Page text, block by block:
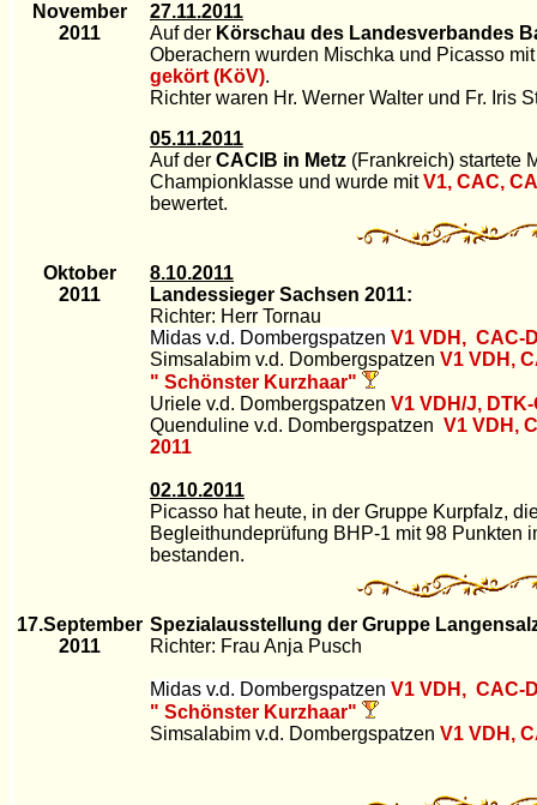
November
2011
27.11.2011
Auf der Körschau des Landesverbandes
Oberachern wurden Mischka und Picasso
gekört (KöV).
Richter waren Hr. Werner Walter und Fr. Iris
05.11.2011
Auf der CACIB in Metz (Frankreich) startete
Championklasse und wurde mitV1, CAC,
bewertet.
Oktober
2011
8.10.2011
Landessieger Sachsen 2011:
Richter: Herr Tornau
Midas v.d. Dombergspatzen V1 VDH, CAC-
Simsalabim v.d. Dombergspatzen V1 VDH,
" Schönster Kurzhaar"
Uriele v.d. Dombergspatzen V1 VDH/J,
Quenduline v.d. Dombergspatzen V1 VDH,
2011
02.10.2011
Picasso hat heute, in der Gruppe Kurpfalz,
Begleithundeprüfung BHP-1 mit 98 Punkten
bestanden.
17.September
2011
Spezialausstellung der Gruppe
Richter: Frau Anja Pusch
Midas v.d. Dombergspatzen V1 VDH, CAC-
" Schönster Kurzhaar"
Simsalabim v.d. Dombergspatzen V1 VDH,